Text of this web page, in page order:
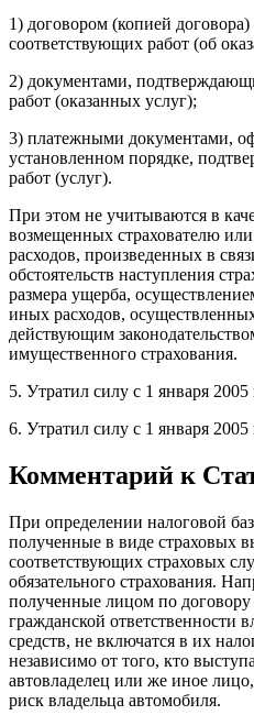
1) договором (копией
соответствующих работ (об
2) документами,
работ (оказанных услуг);
3) платежными документами,
установленном порядке,
работ (услуг).
При этом не учитываются в
возмещенных страхователю
расходов, произведенных в
обстоятельств наступления
размера ущерба,
иных расходов,
действующим
имущественного страхования.
5. Утратил силу с 1 января 2005
6. Утратил силу с 1 января 2005
Комментарий к
При определении налоговой
полученные в виде страховых
соответствующих страховых
обязательного страхования.
полученные лицом по договору
гражданской ответственности
средств, не включатся в их
независимо от того, кто
автовладелец или же иное лицо,
риск владельца автомобиля.